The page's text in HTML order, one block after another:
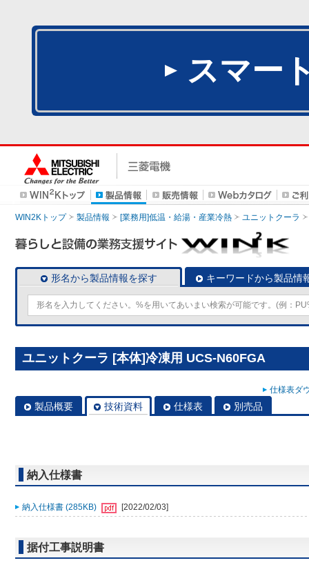
スマー
WIN2Kトップ 製品情報 [業務用]低温・給湯・産業冷熱 ユニットクーラ
形名から製品情報を探す キーワードから製品情
ユニットクーラ [本体]冷凍用 UCS-N60FGA
仕様表ダ
製品概要 技術資料 仕様表 別売品
納入仕様書
納入仕様書 (285KB) [2022/02/03]
据付工事説明書